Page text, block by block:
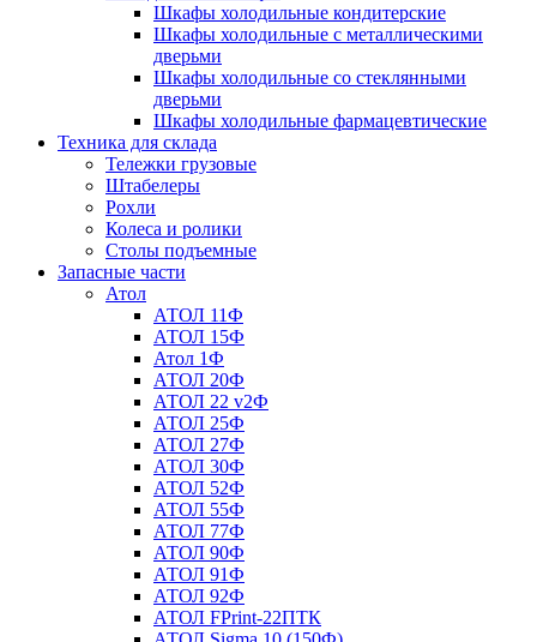
Шкафы холодильные кондитерские
Шкафы холодильные с металлическими
дверьми
Шкафы холодильные со стеклянными
дверьми
Шкафы холодильные фармацевтические
Техника для склада
Тележки грузовые
Штабелеры
Рохли
Колеса и ролики
Столы подъемные
Запасные части
Атол
АТОЛ 11Ф
АТОЛ 15Ф
Атол 1Ф
АТОЛ 20Ф
АТОЛ 22 v2Ф
АТОЛ 25Ф
АТОЛ 27Ф
АТОЛ 30Ф
АТОЛ 52Ф
АТОЛ 55Ф
АТОЛ 77Ф
АТОЛ 90Ф
АТОЛ 91Ф
АТОЛ 92Ф
АТОЛ FPrint-22ПТК